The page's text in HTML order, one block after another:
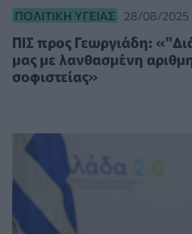
ΠΟΛΙΤΙΚΉ ΥΓΕΊΑΣ 28/08/2025
ΠΙΣ προς Γεωργιάδη:
μας με λανθασμένη
σοφιστείας»